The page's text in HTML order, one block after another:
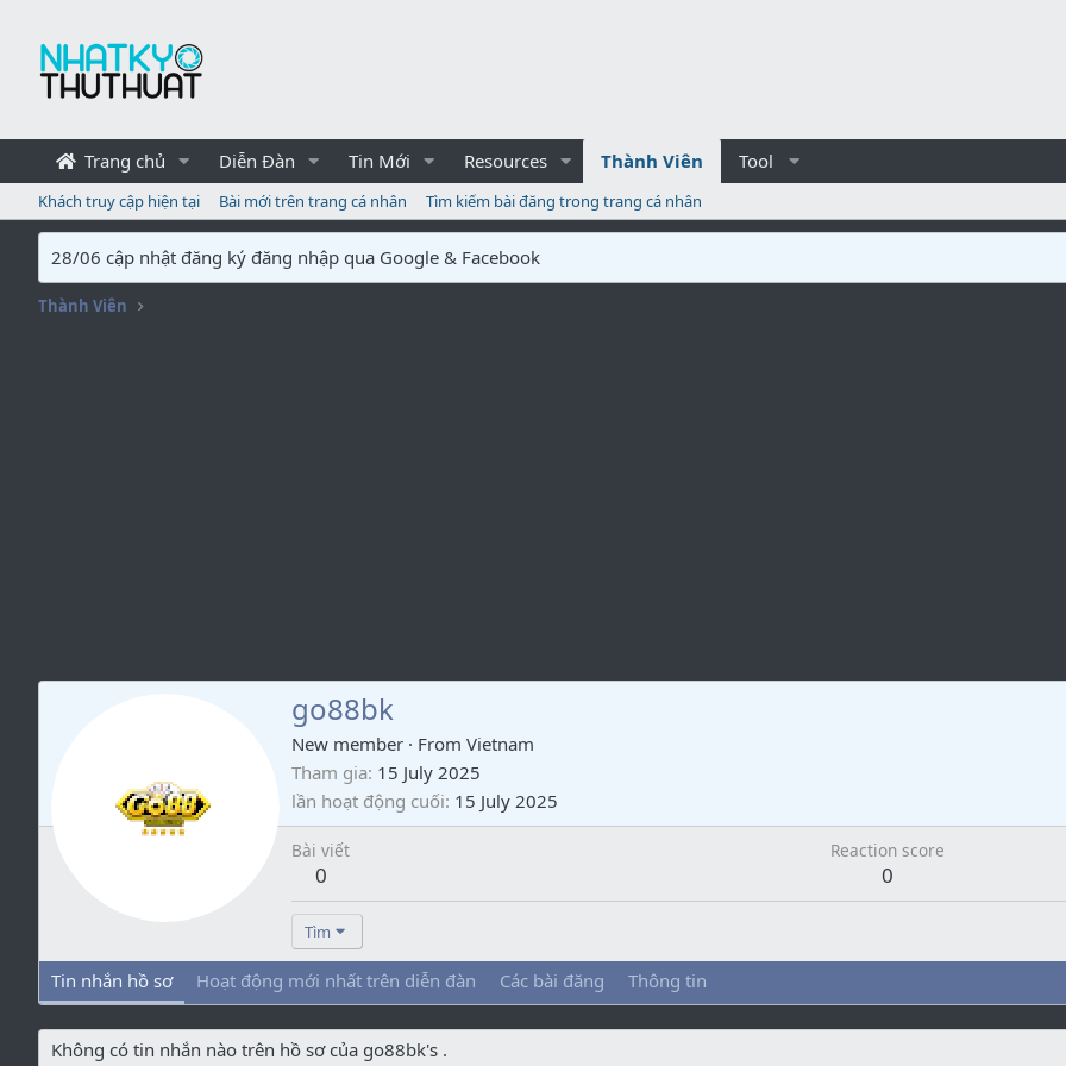
Trang chủ Diễn Đàn Tin Mới Resources Thành Viên Tool
Khách truy cập hiện tại Bài mới trên trang cá nhân Tìm kiếm bài đăng trong trang cá nhân
28/06 cập nhật đăng ký đăng nhập qua Google & Facebook
Thành Viên
go88bk
New member · From Vietnam
Tham gia 15 July 2025
lần hoạt động cuối 15 July 2025
Bài viết
0
Reaction score
0
Tìm
Tin nhắn hồ sơ Hoạt động mới nhất trên diễn đàn Các bài đăng Thông tin
Không có tin nhắn nào trên hồ sơ của go88bk's .